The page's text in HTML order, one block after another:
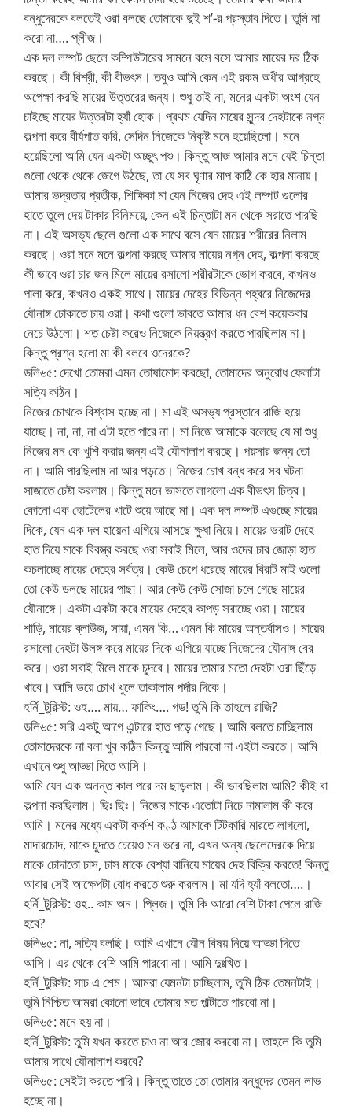
বন্ধুদেরকে বলতেই ওরা বলছে তোমাকে দুই শ’-র প্রস্তাব দিতে। তুমি না
করো না…. প্লীজ।
এক দল লম্পট ছেলে কম্পিউটারের সামনে বসে বসে আমার মায়ের দর ঠিক
করছে। কী বিশ্রী, কী বীভৎস। তবুও আমি কেন এই রকম অধীর আগ্রহে
অপেক্ষা করছি মায়ের উত্তরের জন্য। শুধু তাই না, মনের একটা অংশ যেন
চাইছে মায়ের উত্তরটা হ্যাঁ হোক। প্রথম যেদিন মায়ের সুন্দর দেহটাকে নগ্ন
কল্পনা করে বীর্যপাত করি, সেদিন নিজেকে নিকৃষ্ট মনে হয়েছিলো। মনে
হয়েছিলো আমি যেন একটা অচ্ছুৎ পশু। কিন্তু আজ আমার মনে যেই চিন্তা
গুলো থেকে থেকে জেগে উঠছে, তা যে সব ঘৃণার মাপ কাঠি কে হার মানায়।
আমার ভদ্রতার প্রতীক, শিক্ষিকা মা যেন নিজের দেহ এই লম্পট গুলোর
হাতে তুলে দেয় টাকার বিনিময়ে, কেন এই চিন্তাটা মন থেকে সরাতে পারছি
না। এই অসভ্য ছেলে গুলো এক সাথে বসে যেন মায়ের শরীরের নিলাম
করছে। ওরা মনে মনে কল্পনা করছে আমার মায়ের নগ্ন দেহ, কল্পনা করছে
কী ভাবে ওরা চার জন মিলে মায়ের রসালো শরীরটাকে ভোগ করবে, কখনও
পালা করে, কখনও একই সাথে। মায়ের দেহের বিভিন্ন গহ্বরে নিজেদের
যৌনাঙ্গ ঢোকাতে চায় ওরা। কথা গুলো ভাবতে আমার ধন বেশ কয়েকবার
নেচে উঠলো। শত চেষ্টা করেও নিজেকে নিয়ন্ত্রণ করতে পারছিলাম না।
কিন্তু প্রশ্ন হলো মা কী বলবে ওদেরকে?
ডলি৬৫: দেখো তোমরা এমন তোষামোদ করছো, তোমাদের অনুরোধ ফেলাটা
সত্যি কঠিন।
নিজের চোখকে বিশ্বাস হচ্ছে না। মা এই অসভ্য প্রস্তাবে রাজি হয়ে
যাচ্ছে। না, না, না এটা হতে পারে না। মা নিজে আমাকে বলেছে যে মা শুধু
নিজের মন কে খুশি করার জন্য এই যৌনালাপ করছে। পয়সার জন্য তো
না। আমি পারছিলাম না আর পড়তে। নিজের চোখ বন্ধ করে সব ঘটনা
সাজাতে চেষ্টা করলাম। কিন্তু মনে ভাসতে লাগলো এক বীভৎস চিত্র।
কোনো এক হোটেলের খাটে শুয়ে আছে মা। এক দল লম্পট এগুচ্ছে মায়ের
দিকে, যেন এক দল হায়েনা এগিয়ে আসছে ক্ষুধা নিয়ে। মায়ের ভরাট দেহে
হাত দিয়ে মাকে বিবস্ত্র করছে ওরা সবাই মিলে, আর ওদের চার জোড়া হাত
কচলাচ্ছে মায়ের দেহের সর্বত্র। কেউ চেপে ধরেছে মায়ের বিরাট মাই গুলো
তো কেউ ডলছে মায়ের পাছা। আর কেউ কেউ সোজা চলে গেছে মায়ের
যৌনাঙ্গে। একটা একটা করে মায়ের দেহের কাপড় সরাচ্ছে ওরা। মায়ের
শাড়ি, মায়ের ব্লাউজ, সায়া, এমন কি… এমন কি মায়ের অন্তর্বাসও। মায়ের
রসালো দেহটা উলঙ্গ করে মায়ের দিকে এগিয়ে যাচ্ছে নিজেদের যৌনাঙ্গ বের
করে। ওরা সবাই মিলে মাকে চুদবে। মায়ের তামার মতো দেহটা ওরা ছিঁড়ে
খাবে। আমি ভয়ে চোখ খুলে তাকালাম পর্দার দিকে।
হর্নি_টুরিস্ট: ওহ…. মায়… ফাকিং…. গড! তুমি কি তাহলে রাজি?
ডলি৬৫: সরি একটু আগে এন্টারে হাত পড়ে গেছে। আমি বলতে চাচ্ছিলাম
তোমাদেরকে না বলা খুব কঠিন কিন্তু আমি পারবো না এইটা করতে। আমি
এখানে শুধু আড্ডা দিতে আসি।
আমি যেন এক অনন্ত কাল পরে দম ছাড়লাম। কী ভাবছিলাম আমি? কীই বা
কল্পনা করছিলাম। ছিঃ ছিঃ। নিজের মাকে এতোটা নিচে নামালাম কী করে
আমি। মনের মধ্যে একটা কর্কশ কণ্ঠ আমাকে টিটকারি মারতে লাগলো,
মাদারচোদ, মাকে চুদতে চেয়েও মন ভরে না, এখন অন্য ছেলেদেরকে দিয়ে
মাকে চোদাতো চাস, চাস মাকে বেশ্যা বানিয়ে মায়ের দেহ বিক্রি করতে! কিন্তু
আবার সেই আক্ষেপটা বোধ করতে শুরু করলাম। মা যদি হ্যাঁ বলতো….।
হর্নি_টুরিস্ট: ওহ.. কাম অন। প্লিজ। তুমি কি আরো বেশি টাকা পেলে রাজি
হবে?
ডলি৬৫: না, সত্যি বলছি। আমি এখানে যৌন বিষয় নিয়ে আড্ডা দিতে
আসি। এর থেকে বেশি আমি পারবো না। আমি দুঃখিত।
হর্নি_টুরিস্ট: সাচ এ শেম। আমরা যেমনটা চাচ্ছিলাম, তুমি ঠিক তেমনটাই।
তুমি নিশ্চিত আমরা কোনো ভাবে তোমার মত পাল্টাতে পারবো না।
ডলি৬৫: মনে হয় না।
হর্নি_টুরিস্ট: তুমি যখন করতে চাও না আর জোর করবো না। তাহলে কি তুমি
আমার সাথে যৌনালাপ করবে?
ডলি৬৫: সেইটা করতে পারি। কিন্তু তাতে তো তোমার বন্ধুদের তেমন লাভ
হচ্ছে না।